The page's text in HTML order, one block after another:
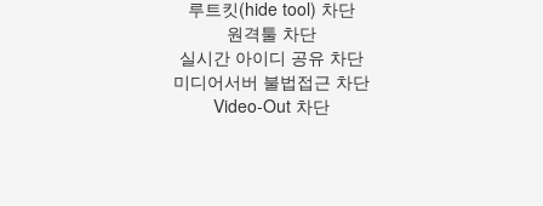
루트킷(hide tool) 차단
원격툴 차단
실시간 아이디 공유 차단
미디어서버 불법접근 차단
Video-Out 차단